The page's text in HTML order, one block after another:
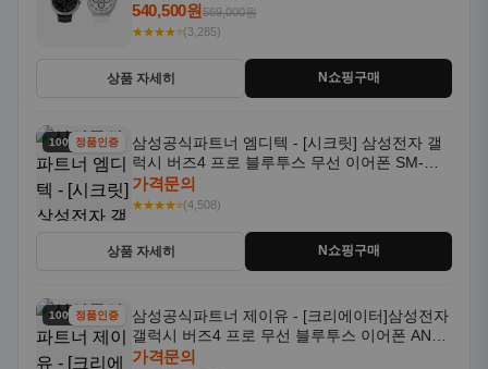
540,500원569,000원
★★★★⭐(3,285)
상품 자세히 N쇼핑구매
100% 할인
정품인증
삼성공식파트너 엠디텍 - [시크릿] 삼성전자 갤
럭시 버즈4 프로 블루투스 무선 이어폰 SM-
R640N
가격문의
★★★★⭐(4,508)
상품 자세히 N쇼핑구매
100% 할인
정품인증
삼성공식파트너 제이유 - [크리에이터]삼성전자
갤럭시 버즈4 프로 무선 블루투스 이어폰 ANC
SM-R640N
가격문의